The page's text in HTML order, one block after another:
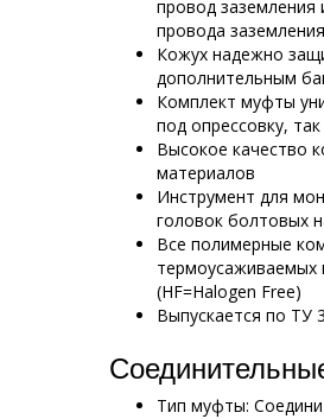
провод
провода
Кожух надежно
дополнительным
Комплект муфты
под опрессовку,
Высокое качество
материалов
Инструмент для
головок болтовых
Все полимерные
термоусаживаемых
(HF=Halogen Free)
Выпускается по ТУ
Тип муфты: